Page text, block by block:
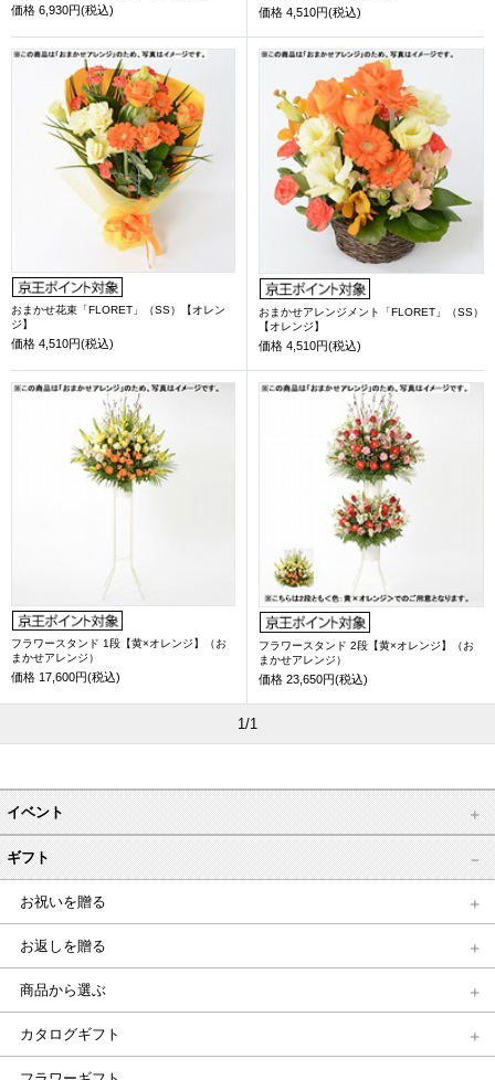
価格 6,930円(税込) 価格 4,510円(税込)
おまかせ花束「FLORET」（SS）【オレン
ジ】
価格 4,510円(税込)
おまかせアレンジメント「FLORET」（SS）
【オレンジ】
価格 4,510円(税込)
フラワースタンド 1段【黄×オレンジ】（お
まかせアレンジ）
価格 17,600円(税込)
フラワースタンド 2段【黄×オレンジ】（お
まかせアレンジ）
価格 23,650円(税込)
1/1
イベント
ギフト
お祝いを贈る
お返しを贈る
商品から選ぶ
カタログギフト